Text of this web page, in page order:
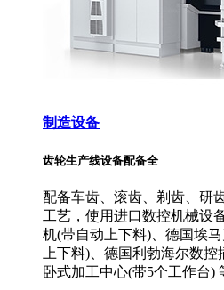
制造设备
齿轮生产线设备配备全
配备车齿、滚齿、剃齿、研
工艺，使用进口数控机械设
机(带自动上下料)、德国埃
上下料)、德国利勃海尔数
卧式加工中心(带5个工作台)